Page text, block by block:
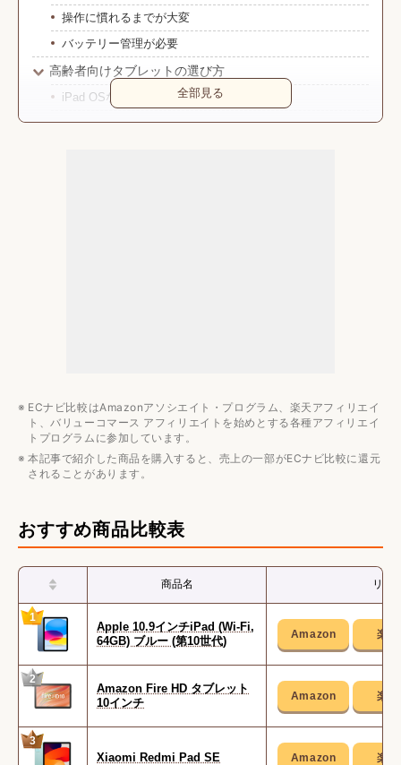
操作に慣れるまでが大変
バッテリー管理が必要
高齢者向けタブレットの選び方
iPad OSなら使いやすい
安さ重視ならAndroidタブレットをチェック
Xiaomi
高齢者向けタブレットのおすすめ10選
高齢者のタブレット使用で工夫すべき点
セキュリティ管理を徹底する
高齢者向けおすすめアイテム
全部見る
ECナビ比較はAmazonアソシエイト・プログラム、楽天アフィリエイ
ト、バリューコマース アフィリエイトを始めとする各種アフィリエイ
トプログラムに参加しています。
本記事で紹介した商品を購入すると、売上の一部がECナビ比較に還元
されることがあります。
おすすめ商品比較表
商品名 リン
1
Apple 10.9インチiPad (Wi-Fi,
64GB) ブルー (第10世代)
2
Amazon Fire HD タブレット
10インチ
3
Xiaomi Redmi Pad SE